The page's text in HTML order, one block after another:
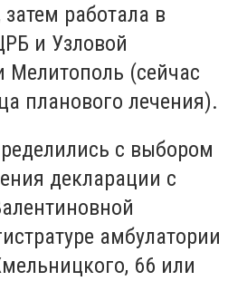
работала в
и Узловой
Мелитополь (сейчас
планового лечения).
с выбором
декларации с
амбулатории
66 или